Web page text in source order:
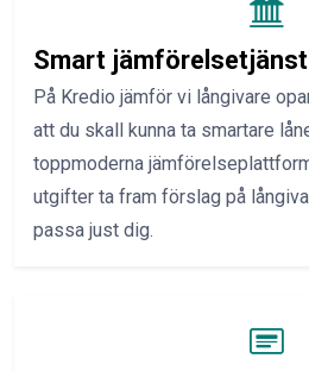
Smart
På Kredio jämför vi långivare
att du skall kunna ta smartare
toppmoderna
utgifter ta fram förslag på
passa just dig.